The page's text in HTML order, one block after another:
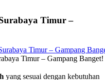
Timur –
Timur – Gampang
yang sesuai dengan kebutuhan